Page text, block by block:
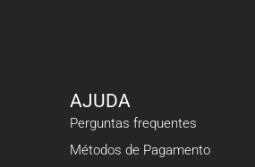
AJUDA
Perguntas frequentes
Métodos de Pagamento